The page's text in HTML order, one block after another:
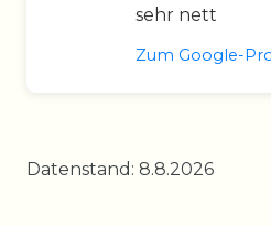
sehr nett
Zum Google-
Datenstand: 8.8.2026